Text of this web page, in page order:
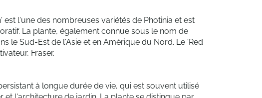
est l'une des nombreuses variétés de Photinia et est
La plante, également connue sous le nom de
le Sud-Est de l'Asie et en Amérique du Nord. Le 'Red
Fraser.
à longue durée de vie, qui est souvent utilisé